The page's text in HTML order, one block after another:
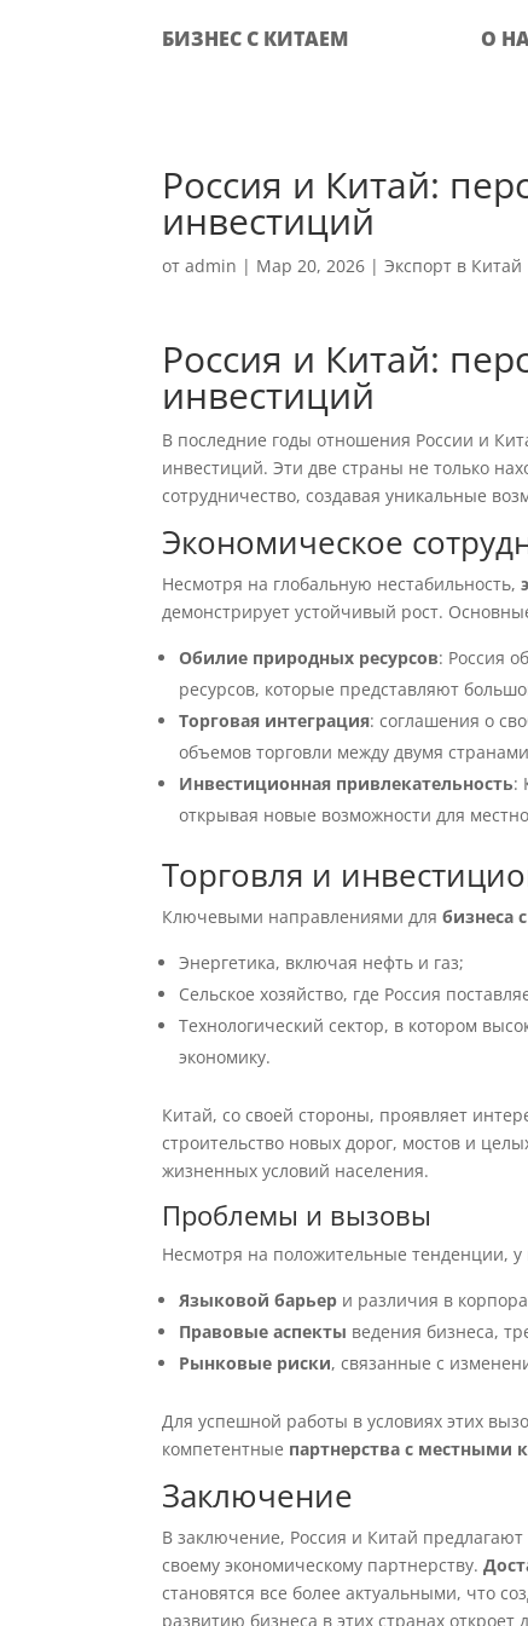
БИЗНЕС С КИТАЕМ О
Россия и Китай:
инвестиций
отadmin | Мар 20, 2026 |Экспорт в Китай
Россия и Китай:
инвестиций
В последние годы отношения России и
инвестиций. Эти две страны не только
сотрудничество, создавая уникальные
Экономическое
Несмотря на глобальную нестабильность,
демонстрирует устойчивый рост.
Обилие природных ресурсов: Россия
ресурсов, которые представляют
Торговая интеграция: соглашения о
объемов торговли между двумя
Инвестиционная привлекательность:
открывая новые возможности для
Торговля и
Ключевыми направлениями длябизнеса
Энергетика, включая нефть и газ;
Сельское хозяйство, где Россия
Технологический сектор, в котором
экономику.
Китай, со своей стороны, проявляет
строительство новых дорог, мостов и
жизненных условий населения.
Проблемы и вызовы
Несмотря на положительные тенденции,
Языковой барьер и различия в
Правовые аспекты ведения бизнеса,
Рынковые риски, связанные с
Для успешной работы в условиях этих
компетентные партнерства с местными
Заключение
В заключение, Россия и Китай
своему экономическому партнерству.
становятся все более актуальными, что
развитию бизнеса в этих странах